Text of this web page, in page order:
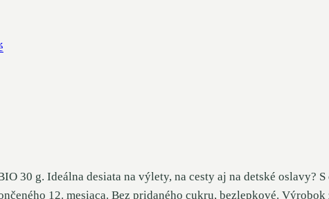
30 g. Ideálna desiata na výlety, na cesty aj na detské oslavy?
12. mesiaca. Bez pridaného cukru, bezlepkové.